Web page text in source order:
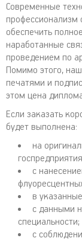
Современные
профессионализм
обеспечить
наработанные
проведением по
Помимо этого,
печатями и
этом цена
Если заказать
будет выполнена:
на
с
в
с данными
специальности;
с